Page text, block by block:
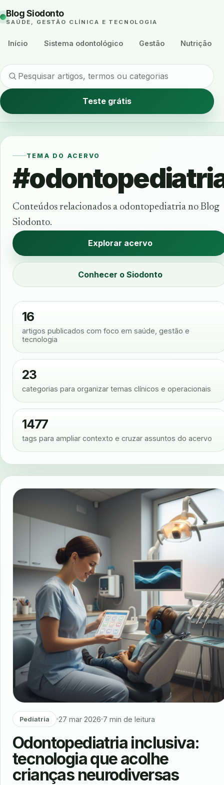
Blog Siodonto
SAÚDE, GESTÃO CLÍNICA E TECNOLOGIA
Início Sistema odontológico Gestão Nutrição
Teste grátis
TEMA DO ACERVO
Conteúdos relacionados a odontopediatria no Blog
Siodonto.
Explorar acervo
Conhecer o Siodonto
16
artigos publicados com foco em saúde, gestão e
tecnologia
23
categorias para organizar temas clínicos e operacionais
1477
tags para ampliar contexto e cruzar assuntos do acervo
Pediatria 27 mar 2026 7 min de leitura
Odontopediatria inclusiva:
tecnologia que acolhe
crianças neurodiversas